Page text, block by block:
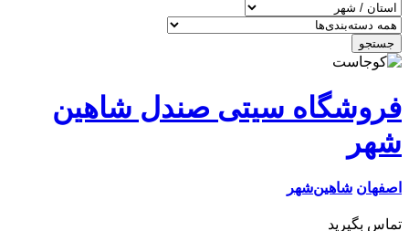
جستجو
فروشگاه سیتی صندل شاهین
شهر
اصفهان شاهین‌شهر
تماس بگیرید